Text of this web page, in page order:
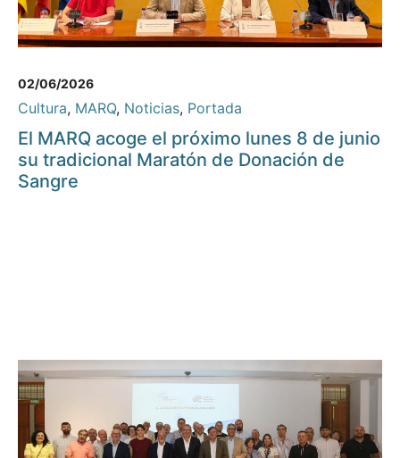
02/06/2026
Cultura, MARQ, Noticias, Portada
El MARQ acoge el próximo lunes 8 de junio
su tradicional Maratón de Donación de
Sangre